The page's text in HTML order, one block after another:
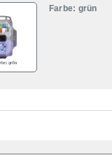
Farbe: grün